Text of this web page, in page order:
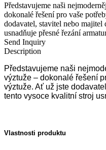
Představujeme naši
dokonalé řešení pro vaše
dodavatel, stavitel nebo
usnadňuje přesné řezání
Send Inquiry
Description
Představujeme naši
výztuže – dokonalé řešení
výztuže. Ať už jste
tento vysoce kvalitní stroj
Vlastnosti produktu